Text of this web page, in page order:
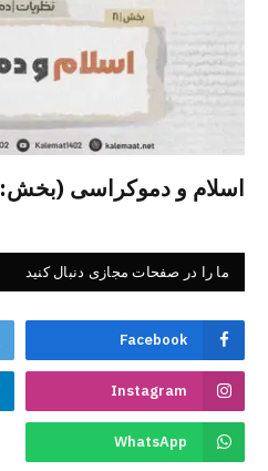
اسلام و دموکراسی (بخش: ۸)
ما را در صفحات مجازی دنبال کنید
Facebook
Instagram
WhatsApp